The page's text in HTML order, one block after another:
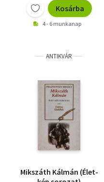
Kosárba
4 - 6 munkanap
ANTIKVÁR
Mikszáth Kálmán (Élet-